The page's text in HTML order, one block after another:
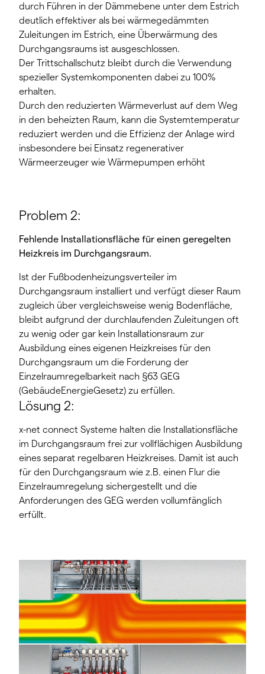
durch Führen in der Dämmebene unter dem Estrich
deutlich effektiver als bei wärmegedämmten
Zuleitungen im Estrich, eine Überwärmung des
Durchgangsraums ist ausgeschlossen.
Der Trittschallschutz bleibt durch die Verwendung
spezieller Systemkomponenten dabei zu 100%
erhalten.
Durch den reduzierten Wärmeverlust auf dem Weg
in den beheizten Raum, kann die Systemtemperatur
reduziert werden und die Effizienz der Anlage wird
insbesondere bei Einsatz regenerativer
Wärmeerzeuger wie Wärmepumpen erhöht
Problem 2:
Fehlende Installationsfläche für einen geregelten
Heizkreis im Durchgangsraum.
Ist der Fußbodenheizungsverteiler im
Durchgangsraum installiert und verfügt dieser Raum
zugleich über vergleichsweise wenig Bodenfläche,
bleibt aufgrund der durchlaufenden Zuleitungen oft
zu wenig oder gar kein Installationsraum zur
Ausbildung eines eigenen Heizkreises für den
Durchgangsraum um die Forderung der
Einzelraumregelbarkeit nach §63 GEG
(GebäudeEnergieGesetz) zu erfüllen.
Lösung 2:
x-net connect Systeme halten die Installationsfläche
im Durchgangsraum frei zur vollflächigen Ausbildung
eines separat regelbaren Heizkreises. Damit ist auch
für den Durchgangsraum wie z.B. einen Flur die
Einzelraumregelung sichergestellt und die
Anforderungen des GEG werden vollumfänglich
erfüllt.